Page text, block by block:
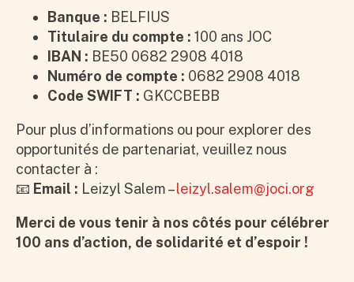
Banque : BELFIUS
Titulaire du compte : 100 ans JOC
IBAN : BE50 0682 2908 4018
Numéro de compte : 0682 2908 4018
Code SWIFT : GKCCBEBB
Pour plus d’informations ou pour explorer des
opportunités de partenariat, veuillez nous
contacter à :
📧 Email : Leizyl Salem –leizyl.salem@joci.org
Merci de vous tenir à nos côtés pour célébrer
100 ans d’action, de solidarité et d’espoir !